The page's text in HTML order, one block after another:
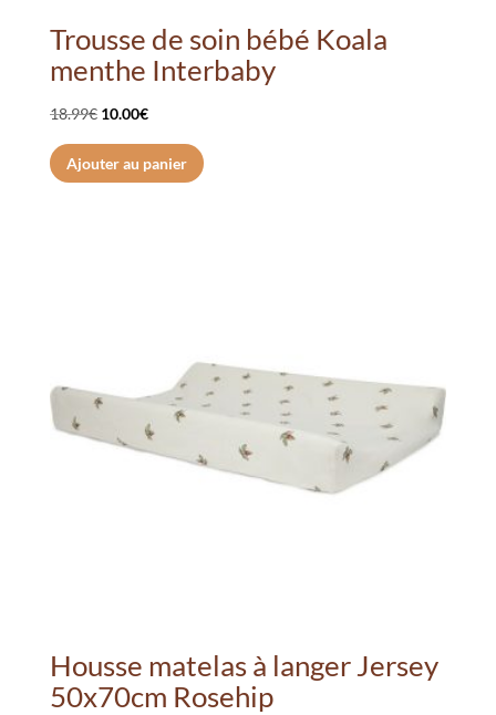
Trousse de soin bébé Koala
menthe Interbaby
18.99€ Le
prix
initial
10.00€Le
prix
actuel
Ajouter au panier
Housse matelas à langer Jersey
50x70cm Rosehip